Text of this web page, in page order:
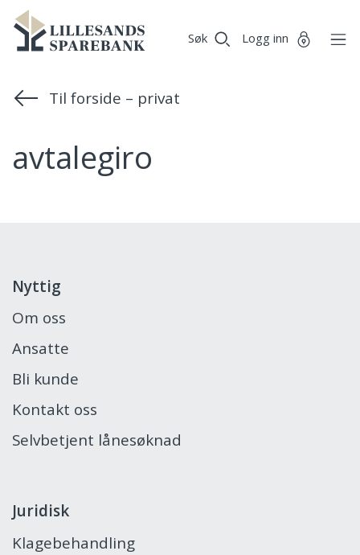
Gå til sideinnhold
Lillesands
Sparebank Søk Logg inn
Til forside – privat
avtalegiro
Nyttig
Om oss
Ansatte
Bli kunde
Kontakt oss
Selvbetjent lånesøknad
Juridisk
Klagebehandling
er
Miljøfyrtårn-